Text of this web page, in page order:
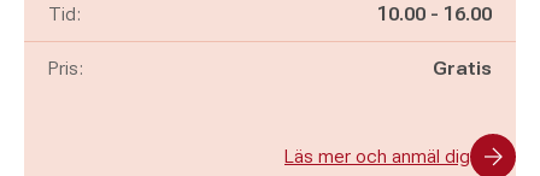
Tid: Pågår mellan
10.00 - och
16.00
Pris: Gratis
Läs mer och anmäl dig